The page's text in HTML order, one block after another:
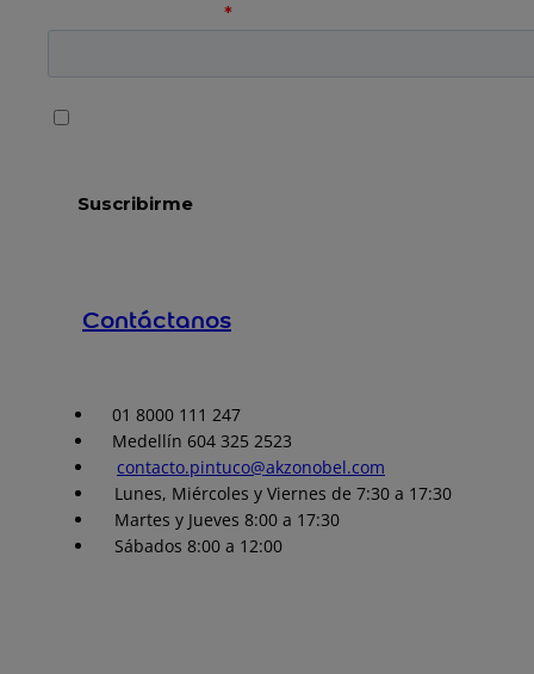
Contáctanos
01 8000 111 247
Medellín 604 325 2523
contacto.pintuco@akzonobel.com
Lunes, Miércoles y Viernes de 7:30 a 17:30
Martes y Jueves 8:00 a 17:30
Sábados 8:00 a 12:00